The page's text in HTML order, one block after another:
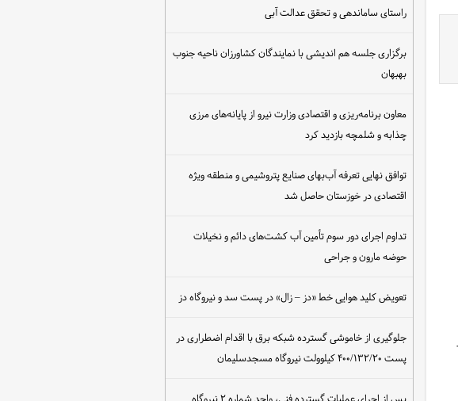
راستای ساماندهی و تحقق عدالت آبی
برگزاری جلسه هم اندیشی با نمایندگان کشاورزان ناحیه جنوب
بهبهان
معاون برنامه‌ریزی و اقتصادی وزارت نیرو از پایانه‌های مرزی
چذابه و شلمچه بازدید کرد
توافق نهایی تعرفه آب‌بهای صنایع پتروشیمی و منطقه ویژه
اقتصادی در خوزستان حاصل شد
تداوم اجرای دور سوم تأمین آب کشت‌های دائم و نخیلات
حوضه مارون و جراحی
تعویض کلید هوایی خط «دز – زال» در پست سد و نیروگاه دز
جلوگیری از خاموشی گسترده شبکه برق با اقدام اضطراری در
پست ۴۰۰/۱۳۲/۲۰ کیلوولت نیروگاه مسجدسلیمان